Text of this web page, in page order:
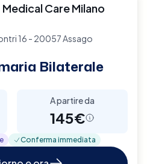
Care Milano
16 - 20057 Assago
Bilaterale
A partire da
145€
Conferma immediata